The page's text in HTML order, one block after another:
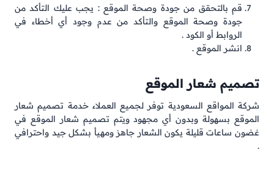
قم بالتحقق من جودة وصحة الموقع : يجب عليك التأكد من
جودة وصحة الموقع والتأكد من عدم وجود أي أخطاء في
الروابط أو الكود .
انشر الموقع .
تصميم شعار الموقع
شركة المواقع السعودية توفر لجميع العملاء خدمة تصميم شعار
الموقع بسهولة وبدون أي مجهود ويتم تصميم شعار الموقع في
غضون ساعات قليلة يكون الشعار جاهز ومهيأ بشكل جيد واحترافي
.